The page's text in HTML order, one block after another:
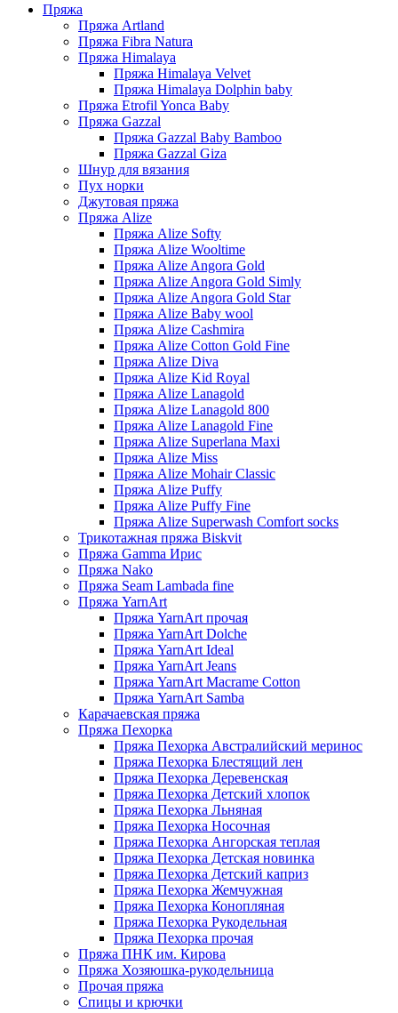
Пряжа
Пряжа Artland
Пряжа Fibra Natura
Пряжа Himalaya
Пряжа Himalaya Velvet
Пряжа Himalaya Dolphin baby
Пряжа Etrofil Yonca Baby
Пряжа Gazzal
Пряжа Gazzal Baby Bamboo
Пряжа Gazzal Giza
Шнур для вязания
Пух норки
Джутовая пряжа
Пряжа Alize
Пряжа Alize Softy
Пряжа Alize Wooltime
Пряжа Alize Angora Gold
Пряжа Alize Angora Gold Simly
Пряжа Alize Angora Gold Star
Пряжа Alize Baby wool
Пряжа Alize Cashmira
Пряжа Alize Cotton Gold Fine
Пряжа Alize Diva
Пряжа Alize Kid Royal
Пряжа Alize Lanagold
Пряжа Alize Lanagold 800
Пряжа Alize Lanagold Fine
Пряжа Alize Superlana Maxi
Пряжа Alize Miss
Пряжа Alize Mohair Classic
Пряжа Alize Puffy
Пряжа Alize Puffy Fine
Пряжа Alize Superwash Comfort socks
Трикотажная пряжа Biskvit
Пряжа Gamma Ирис
Пряжа Nako
Пряжа Seam Lambada fine
Пряжа YarnArt
Пряжа YarnArt прочая
Пряжа YarnArt Dolche
Пряжа YarnArt Ideal
Пряжа YarnArt Jeans
Пряжа YarnArt Macrame Cotton
Пряжа YarnArt Samba
Карачаевская пряжа
Пряжа Пехорка
Пряжа Пехорка Австралийский меринос
Пряжа Пехорка Блестящий лен
Пряжа Пехорка Деревенская
Пряжа Пехорка Детский хлопок
Пряжа Пехорка Льняная
Пряжа Пехорка Носочная
Пряжа Пехорка Ангорская теплая
Пряжа Пехорка Детская новинка
Пряжа Пехорка Детский каприз
Пряжа Пехорка Жемчужная
Пряжа Пехорка Конопляная
Пряжа Пехорка Рукодельная
Пряжа Пехорка прочая
Пряжа ПНК им. Кирова
Пряжа Хозяюшка-рукодельница
Прочая пряжа
Спицы и крючки